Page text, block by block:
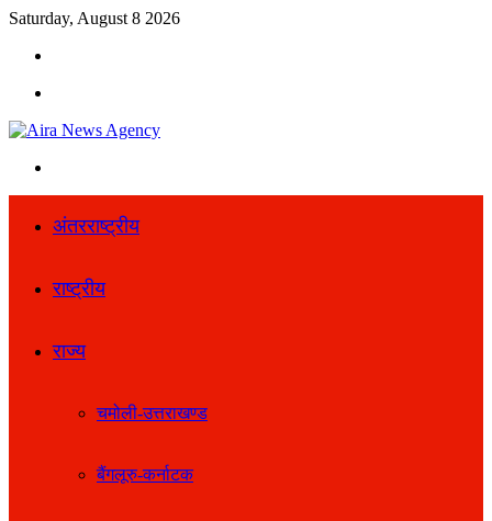
Saturday, August 8 2026
अंतरराष्ट्रीय
राष्ट्रीय
राज्य
चमोली-उत्तराखण्ड
बैंगलूरु-कर्नाटक